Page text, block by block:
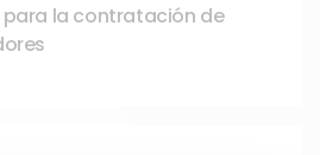
para la contratación de